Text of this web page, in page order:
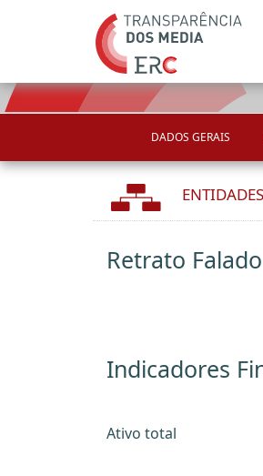
DADOS GERAIS
Retrato
Indicadores
Ativo total